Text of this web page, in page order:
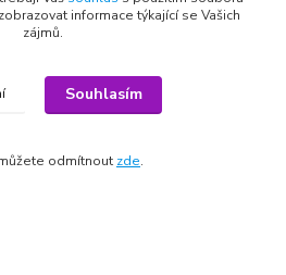
informace týkající se Vašich
zájmů.
Souhlasím
odmítnout zde.